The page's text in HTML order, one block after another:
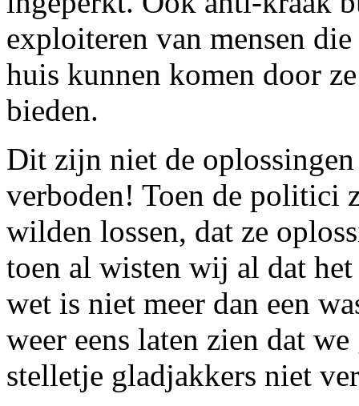
exploiteren van mensen
huis kunnen komen door
bieden.
Dit zijn niet de
verboden! Toen de politici
wilden lossen, dat ze
toen al wisten wij al dat
wet is niet meer dan een
weer eens laten zien dat
stelletje gladjakkers niet